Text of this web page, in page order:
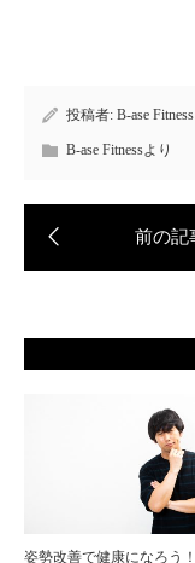
投稿者: B-ase Fitness
B-ase Fitnessより
姿勢改善で健康になろう！